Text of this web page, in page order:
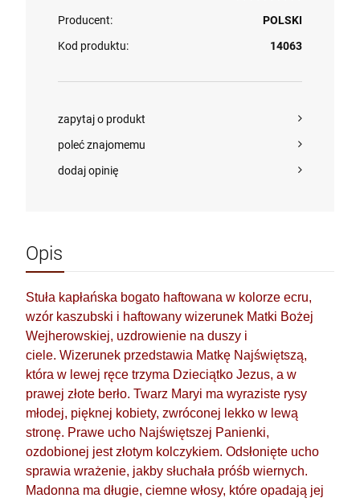
Producent:
POLSKI
Kod produktu:
14063
zapytaj o produkt
poleć znajomemu
dodaj opinię
Opis
Stuła kapłańska bogato haftowana w kolorze ecru,
wzór kaszubski i haftowany wizerunek Matki Bożej
Wejherowskiej, uzdrowienie na duszy i
ciele. Wizerunek przedstawia Matkę Najświętszą,
która w lewej ręce trzyma Dzieciątko Jezus, a w
prawej złote berło. Twarz Maryi ma wyraziste rysy
młodej, pięknej kobiety, zwróconej lekko w lewą
stronę. Prawe ucho Najświętszej Panienki,
ozdobionej jest złotym kolczykiem. Odsłonięte ucho
sprawia wrażenie, jakby słuchała próśb wiernych.
Madonna ma długie, ciemne włosy, które opadają jej